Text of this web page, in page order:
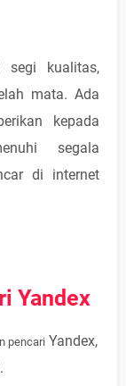
segi kualitas,
mata. Ada
kepada
segala
di internet
Yandex
pencari Yandex,